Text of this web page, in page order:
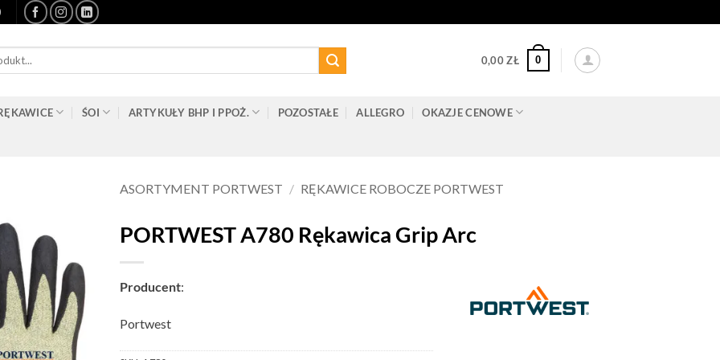
0,00ZŁ 0
ŚOI ARTYKUŁY BHP I PPOŻ. POZOSTAŁE ALLEGRO OKAZJE CENOWE
ASORTYMENT PORTWEST / RĘKAWICE ROBOCZE PORTWEST
PORTWEST A780 Rękawica Grip Arc
Producent:
Portwest